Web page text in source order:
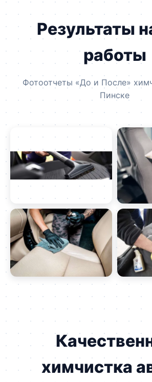
Результаты
работы
Фотоотчеты «До и После»
Пинске
химчистка